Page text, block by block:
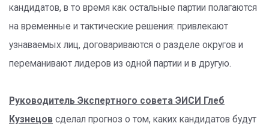
кандидатов, в то время как остальные партии полагаются
на временные и тактические решения: привлекают
узнаваемых лиц, договариваются о разделе округов и
переманивают лидеров из одной партии и в другую.
Руководитель Экспертного совета ЭИСИ Глеб
Кузнецов сделал прогноз о том, каких кандидатов будут